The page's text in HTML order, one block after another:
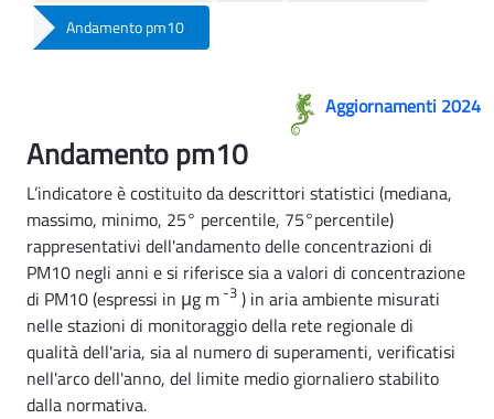
Andamento pm10
Aggiornamenti 2024
Andamento pm10
L’indicatore è costituito da descrittori statistici (mediana,
massimo, minimo, 25° percentile, 75°percentile)
rappresentativi dell'andamento delle concentrazioni di
PM10 negli anni e si riferisce sia a valori di concentrazione
di PM10 (espressi in μg m -3 ) in aria ambiente misurati
nelle stazioni di monitoraggio della rete regionale di
qualità dell'aria, sia al numero di superamenti, verificatisi
nell'arco dell'anno, del limite medio giornaliero stabilito
dalla normativa.